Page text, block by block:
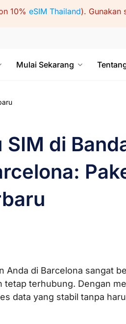
10% eSIM Thailand). Gunakan
Mulai Sekarang
di
Anda di Barcelona sangat
terhubung. Dengan
data yang stabil tanpa